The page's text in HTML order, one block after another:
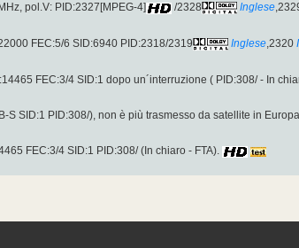
pol.V: PID:2327[MPEG-4] /2328 Inglese
FEC:5/6 SID:6940 PID:2318/2319 Inglese,2320
FEC:3/4 SID:1 dopo un´interruzione ( PID:308/ - In
S SID:1 PID:308/), non è più trasmesso da satellite in
FEC:3/4 SID:1 PID:308/ (In chiaro - FTA).